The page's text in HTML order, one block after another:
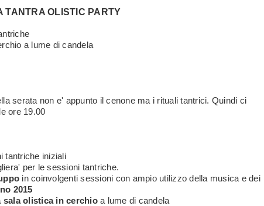
TANTRA OLISTIC PARTY
a lume di candela
serata non e' appunto il cenone ma i rituali tantrici. Quindi ci
ore 19.00
tantriche iniziali
per le sessioni tantriche.
in coinvolgenti sessioni con ampio utilizzo della musica e dei
2015
sala olistica in cerchio a lume di candela